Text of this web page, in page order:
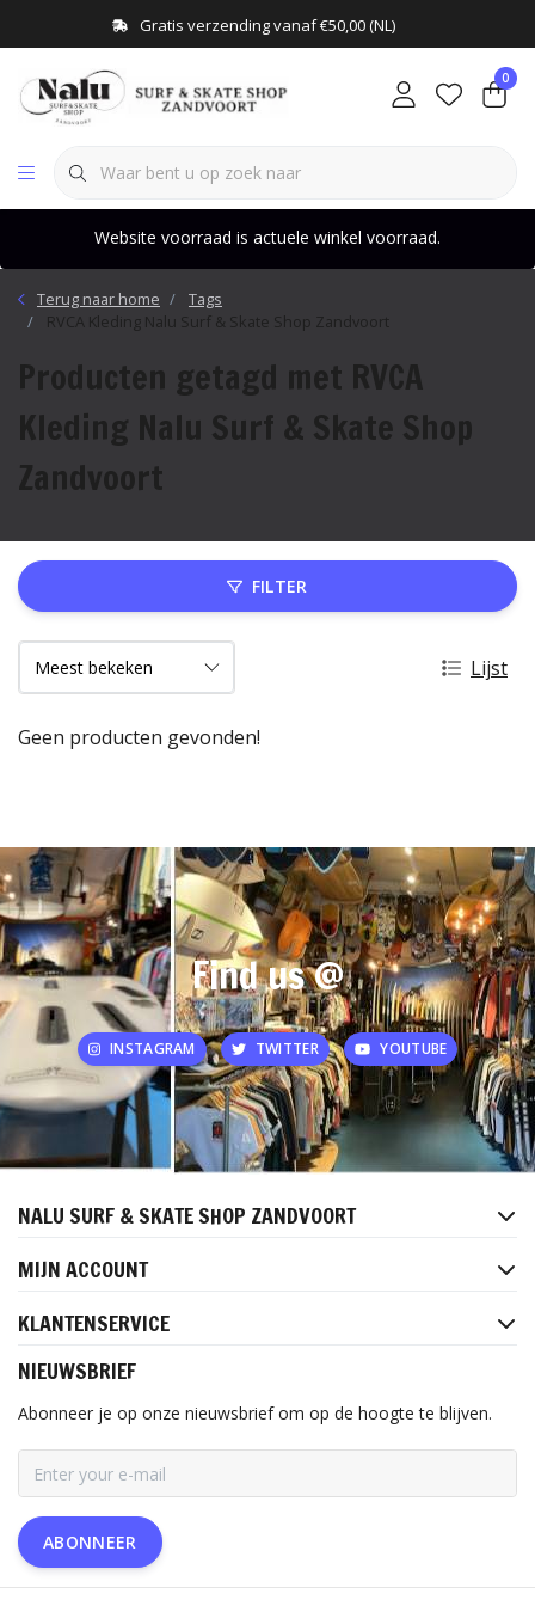
Gratis verzending vanaf €50,00 (NL)
0
Website voorraad is actuele winkel voorraad.
Terug naar home
Tags
RVCA Kleding Nalu Surf & Skate Shop Zandvoort
Producten getagd met RVCA
Kleding Nalu Surf & Skate Shop
Zandvoort
FILTER
Lijst
Geen producten gevonden!
Find us @
INSTAGRAM TWITTER YOUTUBE
NALU SURF & SKATE SHOP ZANDVOORT
MIJN ACCOUNT
KLANTENSERVICE
NIEUWSBRIEF
Abonneer je op onze nieuwsbrief om op de hoogte te blijven.
ABONNEER